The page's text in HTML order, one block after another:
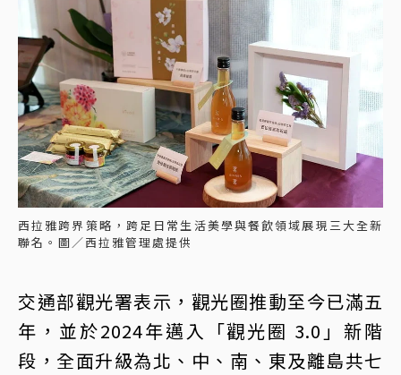
西拉雅跨界策略，跨足日常生活美學與餐飲領域展現三大全新
聯名。圖／西拉雅管理處提供
交通部觀光署表示，觀光圈推動至今已滿五
年，並於2024年邁入「觀光圈 3.0」新階
段，全面升級為北、中、南、東及離島共七